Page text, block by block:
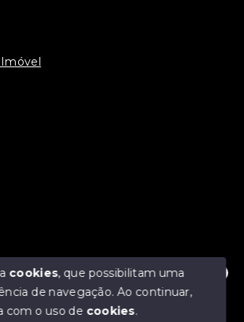
consultores! Estamos
lo e orienta-lo!
- JDF NEGOCIOS IMOBILIARIOS -
cookies, que possibilitam uma
de navegação.Ao continuar,
com o uso de cookies.